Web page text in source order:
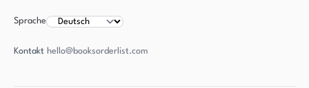
Sprache
Kontakt hello@booksorderlist.com